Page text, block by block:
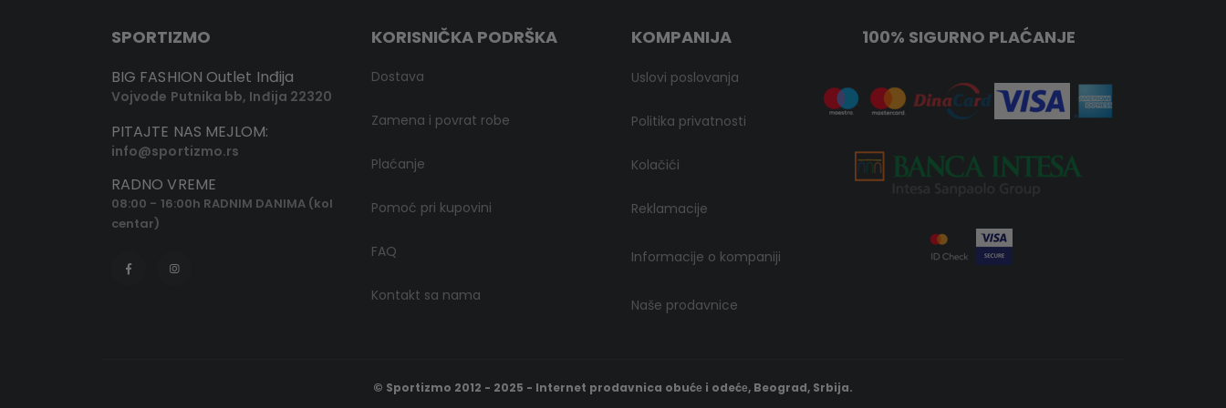
SPORTIZMO
BIG FASHION Outlet Inđija
Vojvode Putnika bb, Inđija 22320
PITAJTE NAS MEJLOM:
info@sportizmo.rs
RADNO VREME
08:00 - 16:00h RADNIM DANIMA (kol
centar)
KORISNIČKA PODRŠKA
Dostava
Zamena i povrat robe
Plaćanje
Pomoć pri kupovini
FAQ
Kontakt sa nama
KOMPANIJA
Uslovi poslovanja
Politika privatnosti
Kolačići
Reklamacije
Informacije o kompaniji
Naše prodavnice
100% SIGURNO PLAĆANJE
© Sportizmo 2012 - 2025 - Internet prodavnica obućе i odećе, Beograd, Srbija.